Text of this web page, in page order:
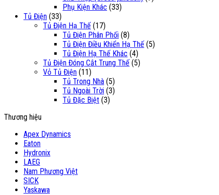
Phụ Kiện Khác (33)
Tủ Điện (33)
Tủ Điện Hạ Thế (17)
Tủ Điện Phân Phối (8)
Tủ Điện Điều Khiển Hạ Thế (5)
Tủ Điện Hạ Thế Khác (4)
Tủ Điện Đóng Cắt Trung Thế (5)
Vỏ Tủ Điện (11)
Tủ Trong Nhà (5)
Tủ Ngoài Trời (3)
Tủ Đặc Biệt (3)
Thương hiệu
Apex Dynamics
Eaton
Hydronix
LAEG
Nam Phương Việt
SICK
Yaskawa